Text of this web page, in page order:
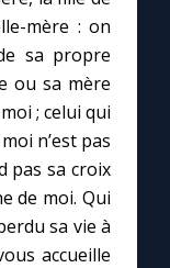
mère : on
sa propre
ou sa mère
; celui qui
n’est pas
pas sa croix
de moi. Qui
sa vie à
accueille